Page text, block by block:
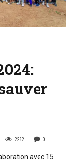
2232 0
avec 15